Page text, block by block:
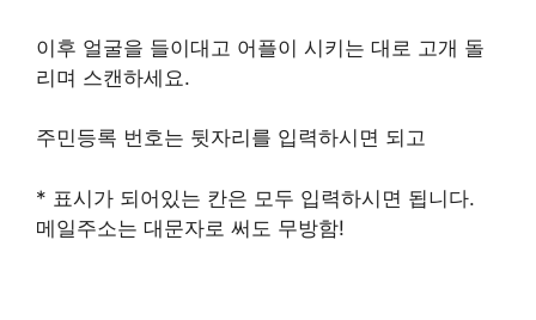
이후 얼굴을 들이대고 어플이 시키는 대로 고개 돌
리며 스캔하세요.
주민등록 번호는 뒷자리를 입력하시면 되고
* 표시가 되어있는 칸은 모두 입력하시면 됩니다.
메일주소는 대문자로 써도 무방함!